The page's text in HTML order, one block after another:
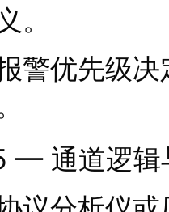
。
警优先级
— 通道逻辑